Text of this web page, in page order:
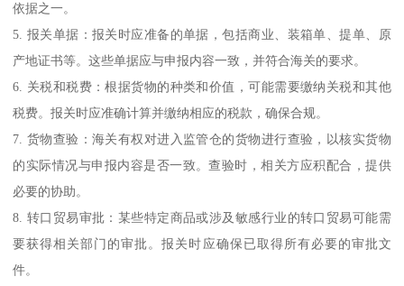
依据之一。
5. 报关单据：报关时应准备的单据，包括商业、装箱单、提单、原
产地证书等。这些单据应与申报内容一致，并符合海关的要求。
6. 关税和税费：根据货物的种类和价值，可能需要缴纳关税和其他
税费。报关时应准确计算并缴纳相应的税款，确保合规。
7. 货物查验：海关有权对进入监管仓的货物进行查验，以核实货物
的实际情况与申报内容是否一致。查验时，相关方应积配合，提供
必要的协助。
8. 转口贸易审批：某些特定商品或涉及敏感行业的转口贸易可能需
要获得相关部门的审批。报关时应确保已取得所有必要的审批文
件。